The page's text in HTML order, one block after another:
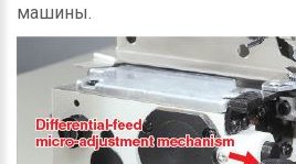
машины.